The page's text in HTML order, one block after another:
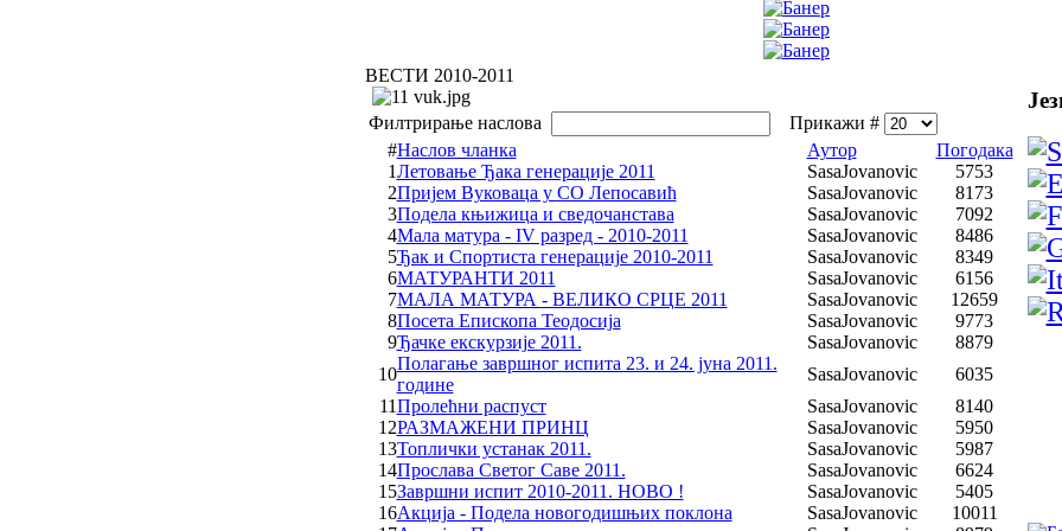
ВЕСТИ 2010-2011
Филтрирање наслова
Прикажи #
#Наслов чланка Аутор
Погодака
1Летовање Ђака генерације 2011 SasaJovanovic
5753
2Пријем Вуковаца у СО Лепосавић SasaJovanovic
8173
3Подела књижица и сведочанстава SasaJovanovic
7092
4Мала матура - IV разред - 2010-2011 SasaJovanovic
8486
5Ђак и Спортиста генерације 2010-2011 SasaJovanovic
8349
6МАТУРАНТИ 2011 SasaJovanovic
6156
7МАЛА МАТУРА - ВЕЛИКО СРЦЕ 2011 SasaJovanovic
12659
8Посета Епископа Теодосија SasaJovanovic
9773
9Ђачке екскурзије 2011. SasaJovanovic
8879
10
Полагање завршног испита 23. и 24. јуна 2011.
године
SasaJovanovic
6035
11Пролећни распуст SasaJovanovic
8140
12РАЗМАЖЕНИ ПРИНЦ SasaJovanovic
5950
13Топлички устанак 2011. SasaJovanovic
5987
14Прослава Светог Саве 2011. SasaJovanovic
6624
15Завршни испит 2010-2011. НОВО ! SasaJovanovic
5405
16Акција - Подела новогодишњих поклона SasaJovanovic
10011